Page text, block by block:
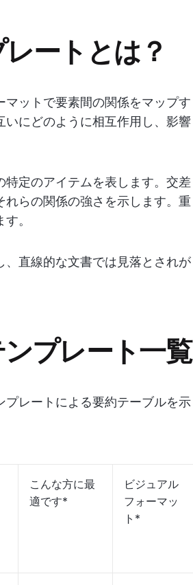
ートとは？
ットで要素間の関係をマップす
にどのように相互作用し、影響
定のアイテムを表します。交差
らの関係の強さを示します。重
。
直線的な文書では見落とされが
プレート一覧
プレートによる要約テーブルを示
こんな方に最
適です*
ビジュアル
フォーマッ
ト*